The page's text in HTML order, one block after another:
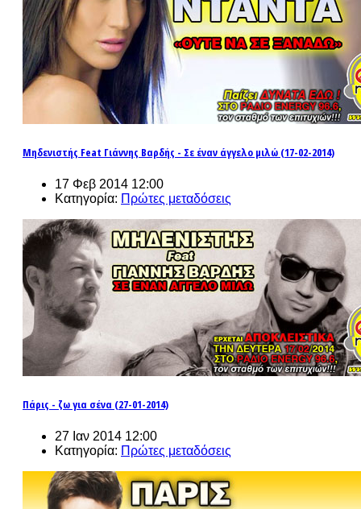
Μηδενιστής Feat Γιάννης Βαρδής - Σε έναν άγγελο μιλώ (17-02-2014)
17 Φεβ 2014 12:00
Κατηγορία: Πρώτες μεταδόσεις
Πάρις - ζω για σένα (27-01-2014)
27 Ιαν 2014 12:00
Κατηγορία: Πρώτες μεταδόσεις